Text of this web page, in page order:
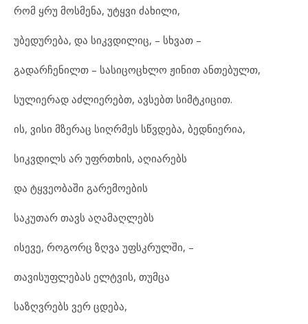
რომ ყრუ მოსმენა, უტყვი ძახილი,
უბედურება, და სიკვდილიც, – სხვათ –
გადარჩენილთ – სასიცოცხლო ჟინით ანთებულთ,
სულიერად აძლიერებთ, ავსებთ სიმტკიცით.
ის, ვისი მზერაც სიღრმეს სწვდება, ბედნიერია,
სიკვდილს არ უფრთხის, აღიარებს
და ტყვეობაში გარემოების
საკუთარ თავს აღამაღლებს
ისევე, როგორც ზღვა უფსკრულში, –
თავისუფლებას ელტვის, თუმცა
საზღვრებს ვერ ცდება,